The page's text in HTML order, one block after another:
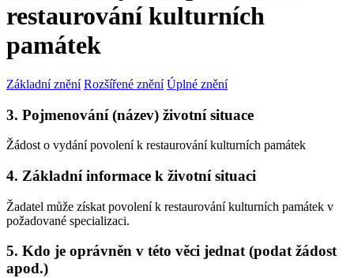
restaurování kulturních
památek
Základní znění Rozšířené znění Úplné znění
3. Pojmenování (název) životní situace
Žádost o vydání povolení k restaurování kulturních památek
4. Základní informace k životní situaci
Žadatel může získat povolení k restaurování kulturních památek v
požadované specializaci.
5. Kdo je oprávněn v této věci jednat (podat žádost
apod.)